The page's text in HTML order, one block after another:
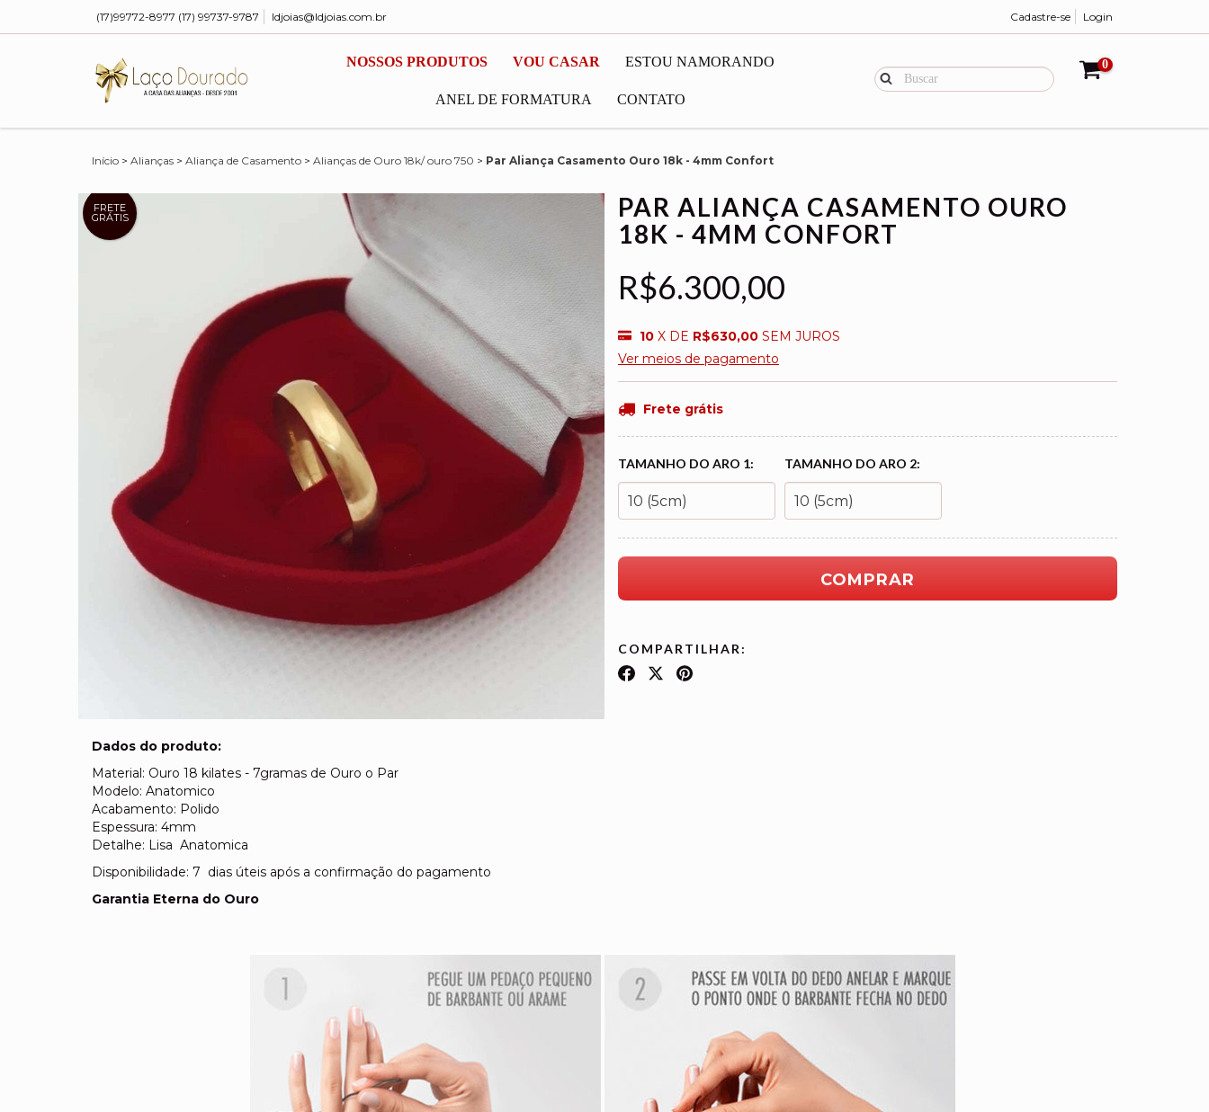
(17)99772-8977 (17) 99737-9787 ldjoias@ldjoias.com.br Cadastre-se Login
NOSSOS PRODUTOS VOU CASAR ESTOU NAMORANDO
ANEL DE FORMATURA CONTATO
0
Início > Alianças > Aliança de Casamento > Alianças de Ouro 18k/ ouro 750 > Par Aliança Casamento Ouro 18k - 4mm Confort
FRETE
GRÁTIS
PAR ALIANÇA CASAMENTO OURO
18K - 4MM CONFORT
R$6.300,00
10 X DE R$630,00 SEM JUROS
Ver meios de pagamento
Frete grátis
TAMANHO DO ARO 1: TAMANHO DO ARO 2:
COMPARTILHAR:
Dados do produto:
Material: Ouro 18 kilates - 7gramas de Ouro o Par
Modelo: Anatomico
Acabamento: Polido
Espessura: 4mm
Detalhe: Lisa Anatomica
Disponibilidade: 7 dias úteis após a confirmação do pagamento
Garantia Eterna do Ouro